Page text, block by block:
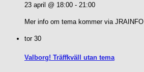
23 april @ 18:00 - 21:00
Mer info om tema kommer via JRAINFO
tor 30
Valborg! Träffkväll utan tema